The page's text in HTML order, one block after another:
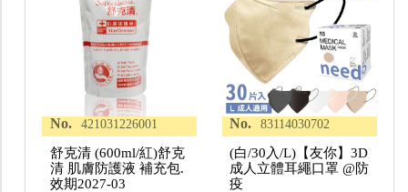
No. 421031226001
舒克清 (600ml/紅)舒克
清 肌膚防護液 補充包.
效期2027-03
No. 83114030702
(白/30入/L)【友你】3D
成人立體耳繩口罩 @防
疫